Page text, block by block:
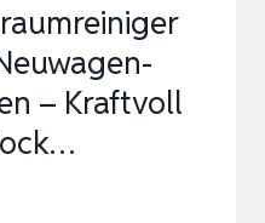
– Kraftvoll